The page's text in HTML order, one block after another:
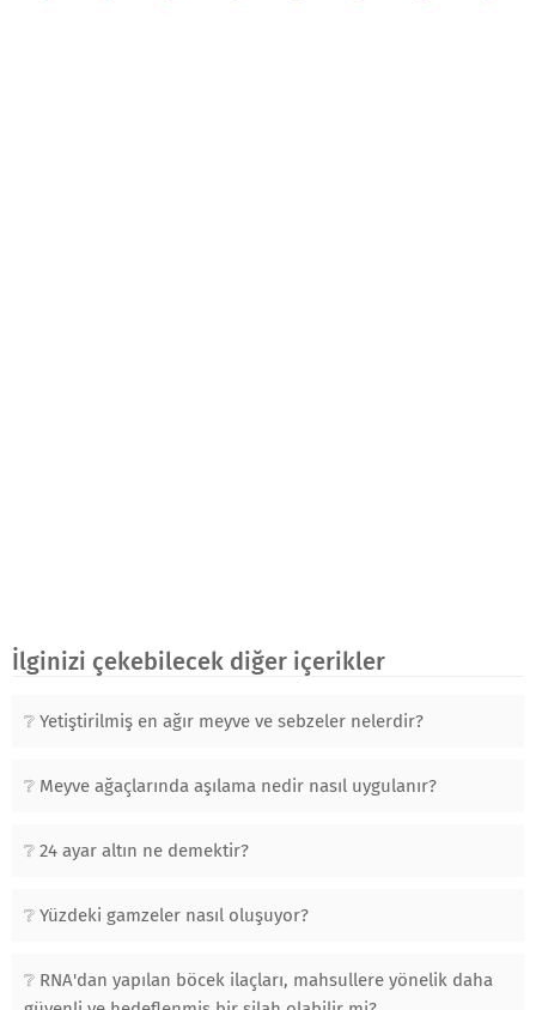
İlginizi çekebilecek diğer içerikler
Yetiştirilmiş en ağır meyve ve sebzeler nelerdir?
Meyve ağaçlarında aşılama nedir nasıl uygulanır?
24 ayar altın ne demektir?
Yüzdeki gamzeler nasıl oluşuyor?
RNA'dan yapılan böcek ilaçları, mahsullere yönelik daha